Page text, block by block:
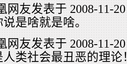
网友发表于 2008-11-
说是啥就是啥。
网友发表于 2008-11-
人类社会最丑恶的理论